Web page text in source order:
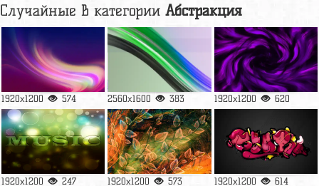
Случайные в категории Абстракция
1920x1200 574 2560x1600 383 1920x1200 620
1920x1200 247 1920x1200 573 1920x1200 614